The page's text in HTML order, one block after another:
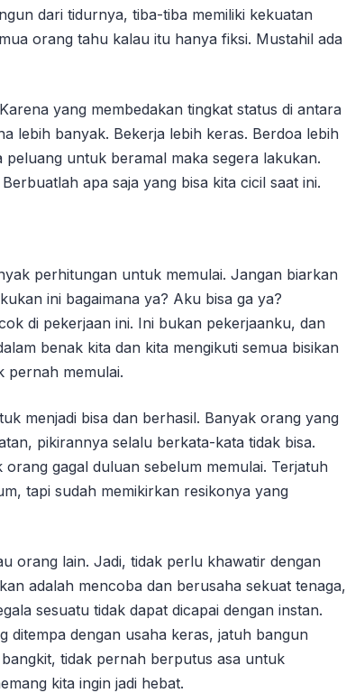
dari tidurnya, tiba-tiba memiliki kekuatan
orang tahu kalau itu hanya fiksi. Mustahil ada
yang membedakan tingkat status di antara
lebih banyak. Bekerja lebih keras. Berdoa lebih
untuk beramal maka segera lakukan.
apa saja yang bisa kita cicil saat ini.
perhitungan untuk memulai. Jangan biarkan
ini bagaimana ya? Aku bisa ga ya?
di pekerjaan ini. Ini bukan pekerjaanku, dan
benak kita dan kita mengikuti semua bisikan
pernah memulai.
menjadi bisa dan berhasil. Banyak orang yang
pikirannya selalu berkata-kata tidak bisa.
gagal duluan sebelum memulai. Terjatuh
tapi sudah memikirkan resikonya yang
orang lain. Jadi, tidak perlu khawatir dengan
adalah mencoba dan berusaha sekuat tenaga,
sesuatu tidak dapat dicapai dengan instan.
ditempa dengan usaha keras, jatuh bangun
tidak pernah berputus asa untuk
kita ingin jadi hebat.